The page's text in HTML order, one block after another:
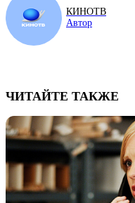
КИНОТВ
Автор
ЧИТАЙТЕ ТАКЖЕ